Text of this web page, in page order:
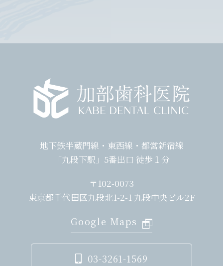
地下鉄半蔵門線・東西線・都営新宿線
「九段下駅」5番出口 徒歩１分
〒102-0073
東京都千代田区九段北1-2-1 九段中央ビル2F
Google Maps
03-3261-1569